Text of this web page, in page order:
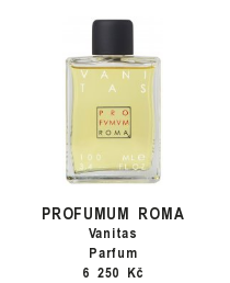
PROFUMUM ROMA
Vanitas
Parfum
6 250 Kč